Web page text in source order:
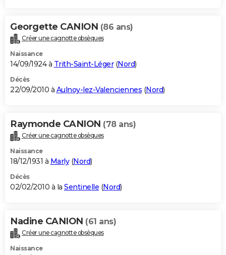
Georgette CANION (86 ans)
Créer une cagnotte obsèques
Naissance
14/09/1924 à Trith-Saint-Léger(Nord)
Décès
22/09/2010 à Aulnoy-lez-Valenciennes (Nord)
Raymonde CANION (78 ans)
Créer une cagnotte obsèques
Naissance
18/12/1931 à Marly(Nord)
Décès
02/02/2010 à la Sentinelle (Nord)
Nadine CANION (61 ans)
Créer une cagnotte obsèques
Naissance